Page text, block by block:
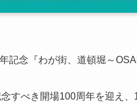
記念『わが街、道頓堀～
すべき開場100周年を迎え